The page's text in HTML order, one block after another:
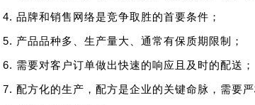
品牌和销售网络是竞争取胜的首要条件；
产品品种多、生产量大、通常有保质期限制；
需要对客户订单做出快速的响应且及时的配送；
配方化的生产，配方是企业的关键命脉，需要严